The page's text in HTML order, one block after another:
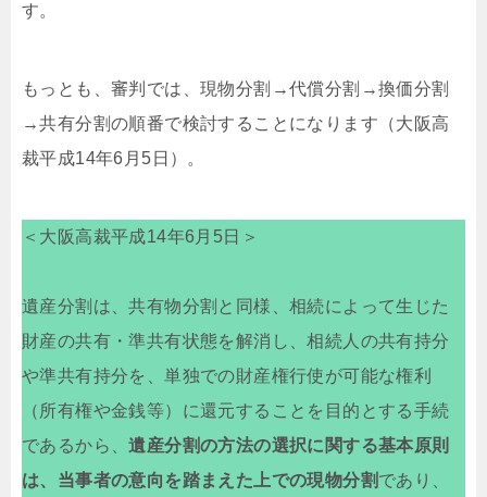
す。
もっとも、審判では、現物分割→代償分割→換価分割
→共有分割の順番で検討することになります（大阪高
裁平成14年6月5日）。
＜大阪高裁平成14年6月5日＞
遺産分割は、共有物分割と同様、相続によって生じた
財産の共有・準共有状態を解消し、相続人の共有持分
や準共有持分を、単独での財産権行使が可能な権利
（所有権や金銭等）に還元することを目的とする手続
であるから、遺産分割の方法の選択に関する基本原則
は、当事者の意向を踏まえた上での現物分割であり、